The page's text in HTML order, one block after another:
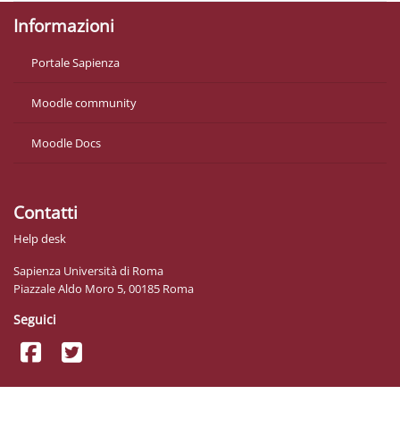
Informazioni
Portale Sapienza
Moodle community
Moodle Docs
Contatti
Help desk
Sapienza Università di Roma
Piazzale Aldo Moro 5, 00185 Roma
Seguici